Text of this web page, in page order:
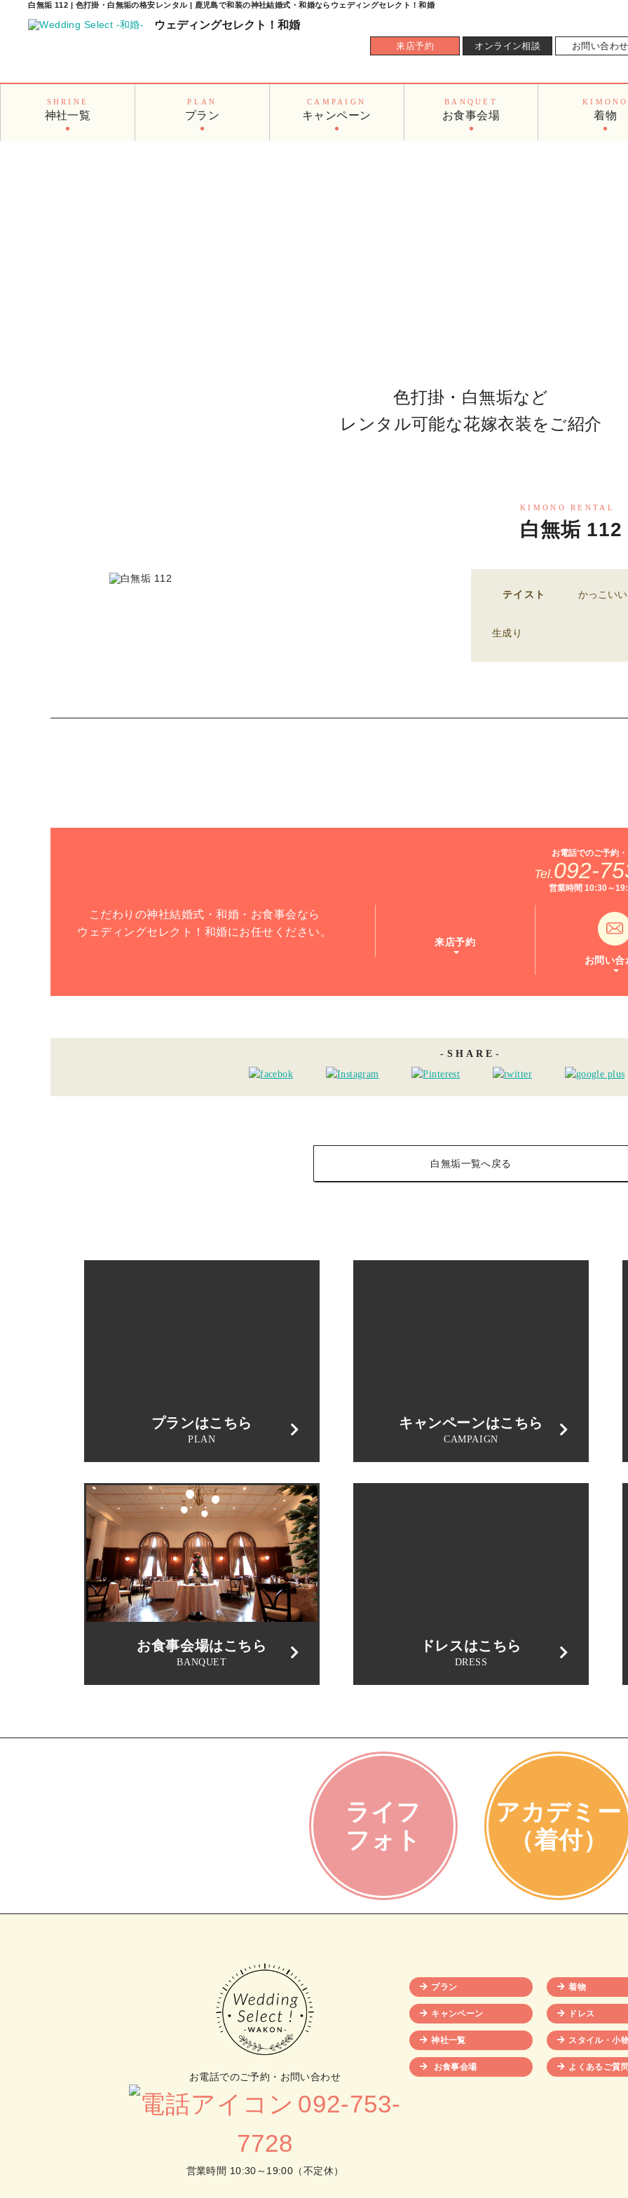
白無垢 112 | 色打掛・白無垢の格安レンタル | 鹿児島で和装の神社結婚式・和婚ならウェディングセレクト！和婚
ウェディングセレクト！和婚
来店予約 オンライン相談 お問い合わせ
SHRINE
神社一覧
PLAN
プラン
CAMPAIGN
キャンペーン
BANQUET
お食事会場
KIMONO
着物
色打掛・白無垢など
レンタル可能な花嫁衣装をご紹介
KIMONO RENTAL
白無垢 112
テイスト かっこいい
生成り
こだわりの神社結婚式・和婚・お食事会なら
ウェディングセレクト！和婚にお任せください。
お電話でのご予約
Tel.092-
営業時間 10:30～
来店予約
お問い合
SHARE
白無垢一覧へ戻る
プランはこちら
PLAN
キャンペーンはこちら
CAMPAIGN
お食事会場はこちら
BANQUET
ドレスはこちら
DRESS
ライフ
フォト
アカデミー
（着付）
お電話でのご予約・お問い合わせ
092-753-
7728
営業時間 10:30～19:00（不定休）
プラン
キャンペーン
神社一覧
お食事会場
着物
ドレス
スタイル・小
よくあるご質問